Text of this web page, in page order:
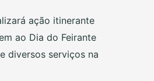
ação itinerante
ao Dia do Feirante
diversos serviços na